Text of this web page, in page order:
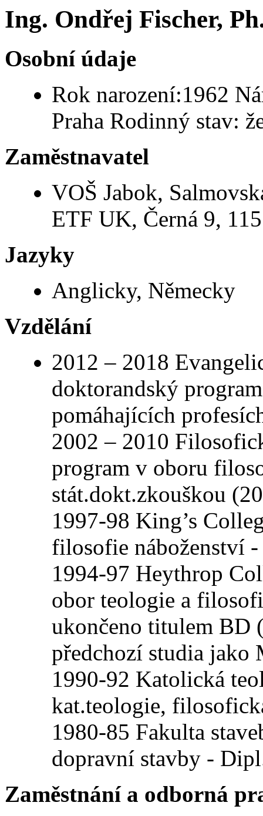
Ing. Ondřej Fischer,
Osobní údaje
Rok narození:1962
Praha Rodinný stav:
Zaměstnavatel
VOŠ Jabok,
ETF UK, Černá 9,
Jazyky
Anglicky, Německy
Vzdělání
2012 – 2018
doktorandský
pomáhajících
2002 – 2010
program v oboru
stát.dokt.zkouškou
1997-98 King’s
filosofie náboženství
1994-97 Heythrop
obor teologie a
ukončeno titulem BD
předchozí studia jako
1990-92 Katolická
kat.teologie,
1980-85 Fakulta
dopravní stavby -
Zaměstnání a odborná